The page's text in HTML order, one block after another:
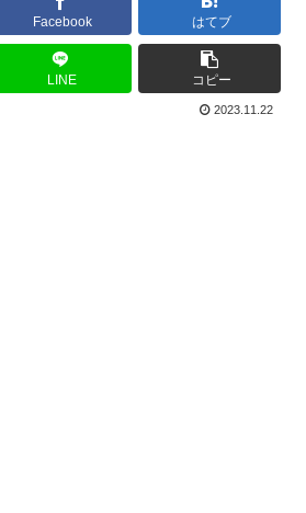
Facebook はてブ
LINE コピー
2023.11.22